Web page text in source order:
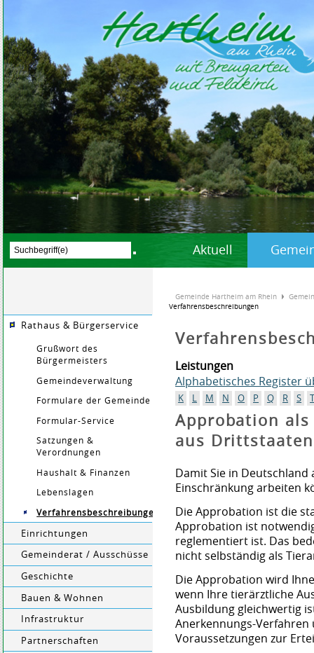
Aktuell
Rathaus & Bürgerservice
Grußwort des
Bürgermeisters
Gemeindeverwaltung
Formulare der Gemeinde
Formular-Service
Satzungen &
Verordnungen
Haushalt & Finanzen
Lebenslagen
Verfahrensbeschreibungen
Einrichtungen
Gemeinderat / Ausschüsse
Geschichte
Bauen & Wohnen
Infrastruktur
Partnerschaften
Gemeinde Hartheim am Rhein
Verfahrensbeschreibungen
Leistungen
Alphabetisches Register
K L M N O P Q R S
Approbation
aus
Damit Sie in
Einschränkung arbeiten
Die Approbation ist die
Approbation ist
reglementiert ist. Das
nicht selbständig als
Die Approbation wird
wenn Ihre tierärztliche
Ausbildung gleichwertig
Anerkennungs-
Voraussetzungen zur